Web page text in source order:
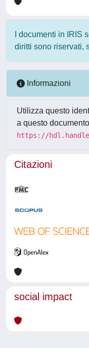
I documenti in IRIS
diritti sono riservati,
Informazioni
Utilizza questo
a questo
https://
Citazioni
social impact